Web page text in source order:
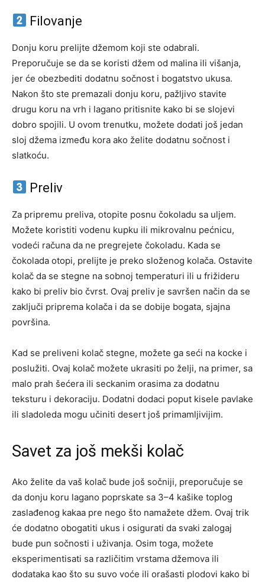
Filovanje
Donju koru prelijte džemom koji ste odabrali.
Preporučuje se da se koristi džem od malina ili višanja,
jer će obezbediti dodatnu sočnost i bogatstvo ukusa.
Nakon što ste premazali donju koru, pažljivo stavite
drugu koru na vrh i lagano pritisnite kako bi se slojevi
dobro spojili. U ovom trenutku, možete dodati još jedan
sloj džema između kora ako želite dodatnu sočnost i
slatkoću.
Preliv
Za pripremu preliva, otopite posnu čokoladu sa uljem.
Možete koristiti vodenu kupku ili mikrovalnu pećnicu,
vodeći računa da ne pregrejete čokoladu. Kada se
čokolada otopi, prelijte je preko složenog kolača. Ostavite
kolač da se stegne na sobnoj temperaturi ili u frižideru
kako bi preliv bio čvrst. Ovaj preliv je savršen način da se
zaključi priprema kolača i da se dobije bogata, sjajna
površina.
Kad se preliveni kolač stegne, možete ga seći na kocke i
poslužiti. Ovaj kolač možete ukrasiti po želji, na primer, sa
malo prah šećera ili seckanim orasima za dodatnu
teksturu i dekoraciju. Dodatni dodaci poput kisele pavlake
ili sladoleda mogu učiniti desert još primamljivijim.
Savet za još mekši kolač
Ako želite da vaš kolač bude još sočniji, preporučuje se
da donju koru lagano poprskate sa 3–4 kašike toplog
zaslađenog kakaa pre nego što namažete džem. Ovaj trik
će dodatno obogatiti ukus i osigurati da svaki zalogaj
bude pun sočnosti i uživanja. Osim toga, možete
eksperimentisati sa različitim vrstama džemova ili
dodataka kao što su suvo voće ili orašasti plodovi kako bi